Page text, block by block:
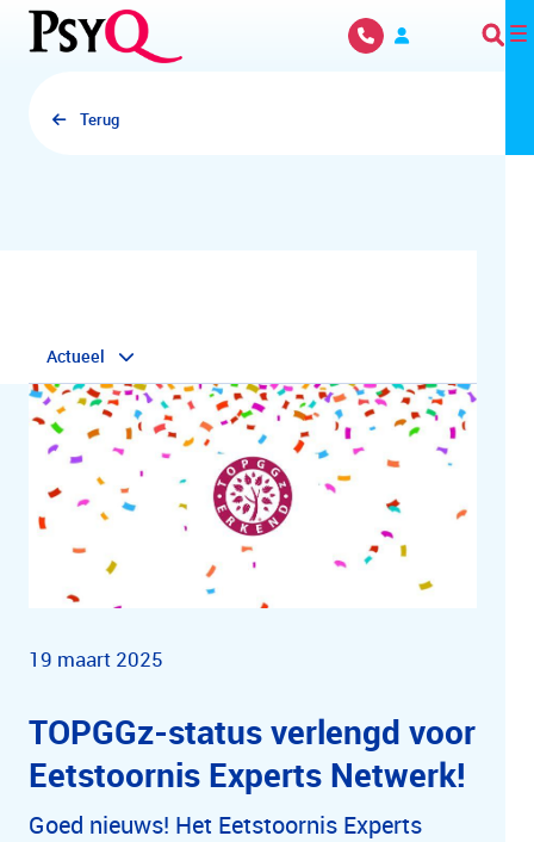
Overslaan en naar hoofdinhoud gaan
Terug
Actueel
19 maart 2025
TOPGGz-status verlengd voor
Eetstoornis Experts Netwerk!
Goed nieuws! Het Eetstoornis Experts